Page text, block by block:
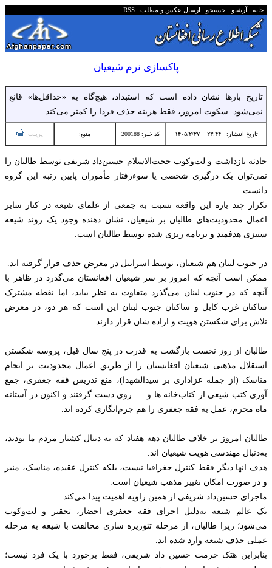
خانه آرشیو جستجو ارسال عکس و مطلب RSS
پاکسازی نرم شیعیان
تاریخ بارها نشان داده است که استبداد، هیچ‌گاه به «حداقل‌ها» قانع
نمی‌شود. سکوت امروز، فقط هزینه حذف فردا را کمتر می‌کند
تاریخ انتشار:۲۳:۴۴ ۱۴۰۵/۲/۲۷ کد خبر: 200188 منبع: پرینت
حادثه بازداشت و لت‌وکوب حجت‌الاسلام حسین‌داد شریفی توسط طالبان را
نمی‌توان یک درگیری شخصی یا سوءرفتار مأموران پایین رتبه این گروه
دانست.
تکرار چند باره این واقعه نسبت به جمعی از علمای شیعه در کنار سایر
اعمال محدودیت‌های طالبان بر شیعیان، نشان دهنده وجود یک روند شیعه
ستیزی هدفمند و برنامه ریزی شده توسط طالبان است.
در جنوب‌ لبنان هم شیعیان، توسط اسراییل در معرض حذف قرار گرفته اند.
ممکن است آنچه که امروز بر سر شیعیان افغانستان می‌گذرد در ظاهر با
آنچه که در جنوب لبنان می‌گذرد متفاوت به نظر بیاید، اما نقطه مشترک
ساکنان غرب کابل و ساکنان جنوب لبنان‌ اين است که هر دو، در معرض
تلاش برای شکستن هویت و اراده شان قرار دارند.
طالبان از روز نخست بازگشت به قدرت در پنج سال قبل، پروسه شکستن
استقلال مذهبی شیعیان افغانستان را از طریق اعمال محدودیت‌ بر انجام
مناسک (از جمله عزاداری بر سیدالشهدا)، منع تدریس فقه جعفری، جمع
آوری کتب شیعی از کتاب‌خانه ها و .... روی دست گرفتند و اکنون در آستانه
ماه محرم، عمل به فقه جعفری را هم جرم‌انگاری کرده اند.
طالبان امروز بر خلاف طالبان دهه هفتاد که به دنبال کشتار مردم ما بودند،
به‌دنبال مهندسی هویت‌ شیعیان اند.
هدف انها دیگر فقط کنترل جغرافیا نیست، بلکه کنترل عقیده، مناسک، منبر
و در صورت امکان تغییر مذهب شیعیان است.
ماجرای حسین‌داد شریفی از همین زاویه اهمیت پیدا می‌کند.
یک عالم شیعه به‌دلیل اجرای فقه جعفری احضار، تحقیر و لت‌وکوب
می‌شود؛ زیرا طالبان، از مرحله تئوریزه سازی مخالفت با شیعه به مرحله
عملی حذف شیعه وارد شده اند.
بنابراین هتک حرمت حسین داد شریفی، فقط برخورد با یک فرد نیست؛